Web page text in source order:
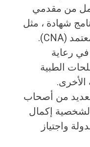
من مقدمي
شهادة ، مثل
برنامج مساعد التمريض المعتمد (CNA).
رعاية
الطبية
من أصحاب
إكمال
واجتياز